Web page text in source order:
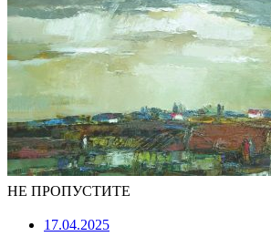
НЕ ПРОПУСТИТЕ
17.04.2025